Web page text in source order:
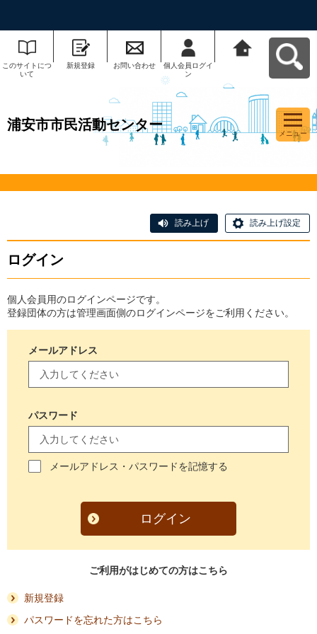
このサイトにつ
いて
新規登録 お問い合わせ
個人会員ログイ
ン
浦安市市民活動センター
メニュー
読み上げ 読み上げ設定
ログイン
個人会員用のログインページです。
登録団体の方は管理画面側のログインページをご利用ください。
メールアドレス
パスワード
メールアドレス・パスワードを記憶する
ログイン
ご利用がはじめての方はこちら
新規登録
パスワードを忘れた方はこちら